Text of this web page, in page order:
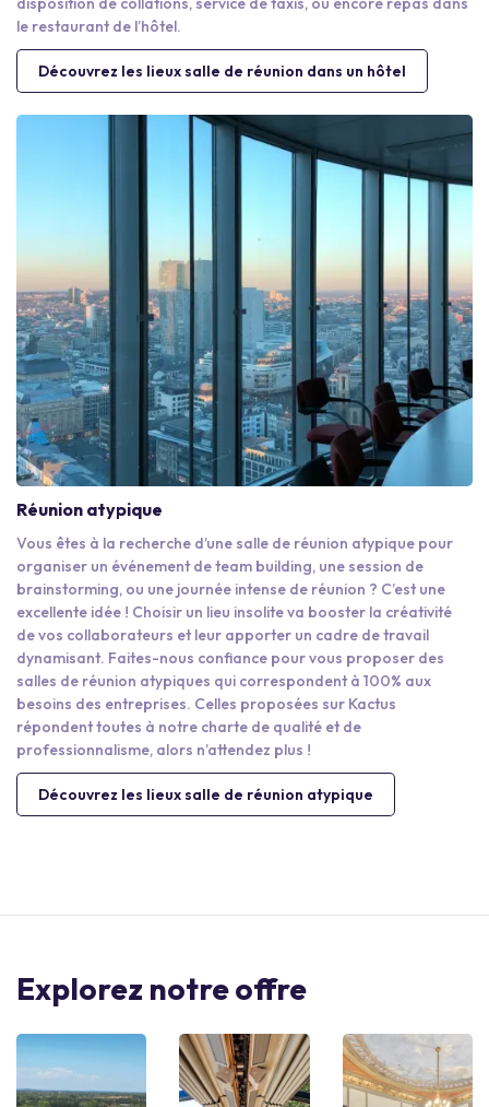
le restaurant de l’hôtel.
Découvrez les lieux salle de réunion dans un hôtel
Réunion atypique
Vous êtes à la recherche d’une salle de réunion atypique pour
organiser un événement de team building, une session de
brainstorming, ou une journée intense de réunion ? C’est une
excellente idée ! Choisir un lieu insolite va booster la créativité
de vos collaborateurs et leur apporter un cadre de travail
dynamisant. Faites-nous confiance pour vous proposer des
salles de réunion atypiques qui correspondent à 100% aux
besoins des entreprises. Celles proposées sur Kactus
répondent toutes à notre charte de qualité et de
professionnalisme, alors n’attendez plus !
Découvrez les lieux salle de réunion atypique
Explorez notre offre